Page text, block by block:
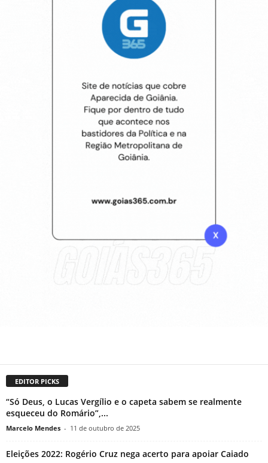
EDITOR PICKS
“Só Deus, o Lucas Vergílio e o capeta sabem se realmente
esqueceu do Romário”,...
Marcelo Mendes - 11 de outubro de 2025
Eleições 2022: Rogério Cruz nega acerto para apoiar Caiado